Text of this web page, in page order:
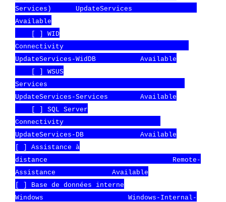
Services) UpdateServices
Available
[ ] WID
Connectivity
UpdateServices-WidDB Available
[ ] WSUS
Services
UpdateServices-Services Available
[ ] SQL Server
Connectivity
UpdateServices-DB Available
[ ] Assistance à
distance Remote-
Assistance Available
[ ] Base de données interne
Windows Windows-Internal-